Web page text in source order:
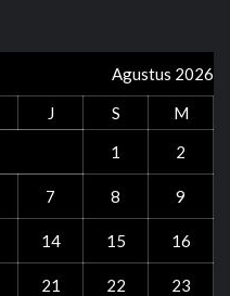
Agustus 2026
J S
M
1
2
7 8 9
14 15 16
21 22 23